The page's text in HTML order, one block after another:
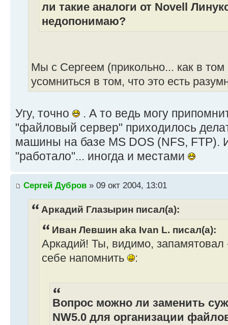
ли такие аналоги от Nоvell
недопонимаю?
Мы с Сергеем (прикольно... как в том
усомниться в том, что это есть
Угу, точно
. А то ведь могу
"файловый сервер" приходилось
машины на базе MS DOS (NFS, FTP).
"работало"... иногда и местами
Сергей Дубров » 09 окт 2004, 13:01
Аркадий Глазырин писал(а):
Иван Левшин aka Ivan L. писал(а):
Аркадий! Ты, видимо,
себе напомнить
:
Вопрос можно ли заменить
NW5.0 для организации